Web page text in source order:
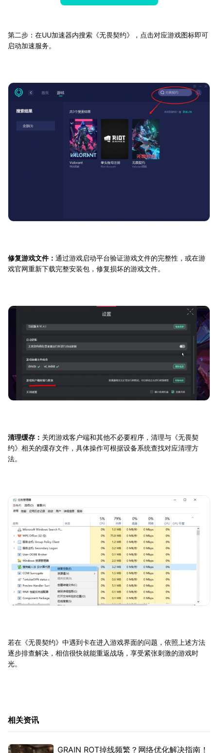
第二步：在UU加速器内搜索《无畏契约》，点击对应游戏图标即可
启动加速服务。
修复游戏文件： 通过游戏启动平台验证游戏文件的完整性，或在游
戏官网重新下载完整安装包，修复损坏的游戏文件。
清理缓存： 关闭游戏客户端和其他不必要程序，清理与《无畏契
约》相关的缓存文件，具体操作可根据设备系统查找对应清理方
法。
若在《无畏契约》中遇到卡在进入游戏界面的问题，依照上述方法
逐步排查解决，相信很快就能重返战场，享受紧张刺激的游戏时
光。
相关资讯
GRAIN ROT掉线频繁？网络优化解决指南！